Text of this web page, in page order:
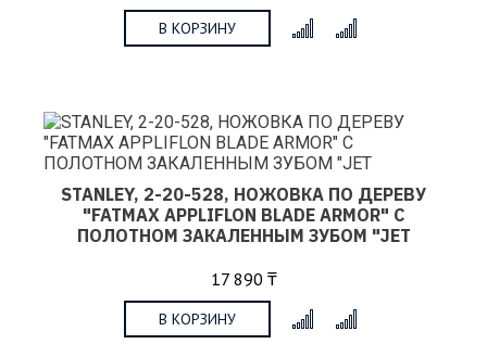
В КОРЗИНУ
STANLEY, 2-20-528, НОЖОВКА ПО ДЕРЕВУ
"FATMAX APPLIFLON BLADE ARMOR" С
ПОЛОТНОМ ЗАКАЛЕННЫМ ЗУБОМ "JET
17 890 ₸
В КОРЗИНУ